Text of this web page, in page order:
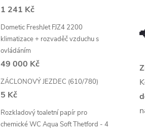
1 241 Kč
Dometic FreshJet FJZ4 2200
klimatizace + rozvaděč vzduchu s
ovládáním
49 000 Kč
ZÁCLONOVÝ JEZDEC (610/780)
5 Kč
Rozkladový toaletní papír pro
chemické WC Aqua Soft Thetford - 4